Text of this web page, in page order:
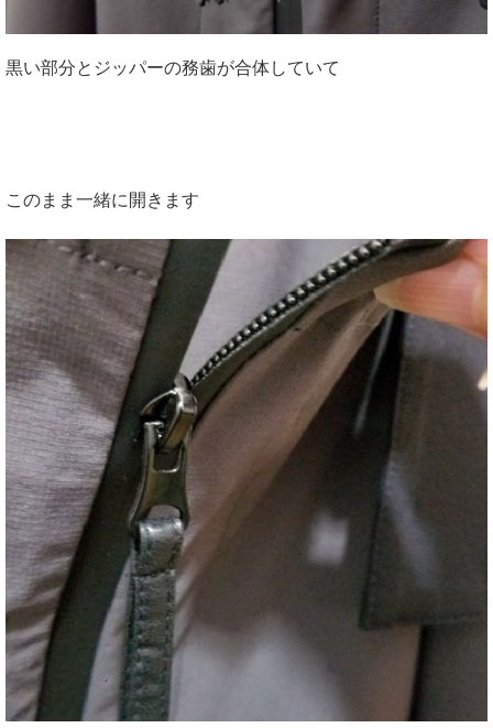
黒い部分とジッパーの務歯が合体していて
このまま一緒に開きます